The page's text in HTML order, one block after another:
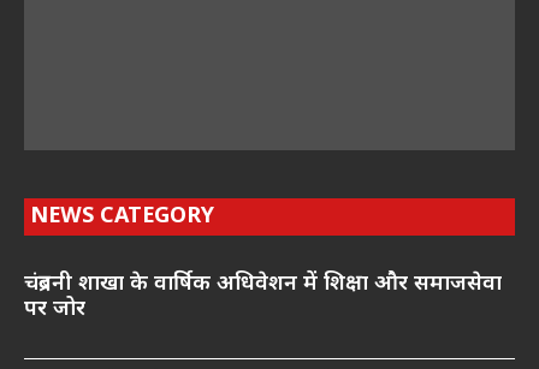
NEWS CATEGORY
चंद्रबनी शाखा के वार्षिक अधिवेशन में शिक्षा और समाजसेवा
पर जोर